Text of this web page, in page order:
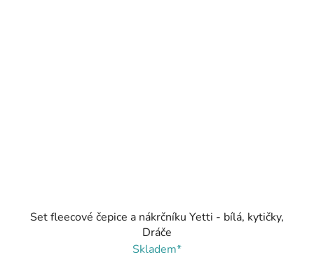
Set fleecové čepice a nákrčníku Yetti - bílá, kytičky,
Dráče
Skladem*